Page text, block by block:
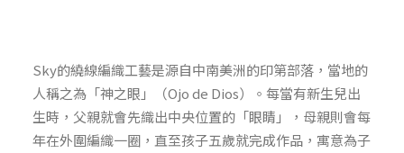
Sky的繞線編織工藝是源自中南美洲的印第部落，當地的
人稱之為「神之眼」（Ojo de Dios）。每當有新生兒出
生時，父親就會先織出中央位置的「眼睛」，母親則會每
年在外圍編織一圈，直至孩子五歲就完成作品，寓意為子